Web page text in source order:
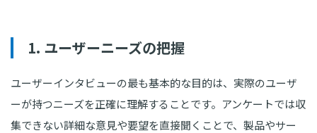
1. ユーザーニーズの把握
ユーザーインタビューの最も基本的な目的は、実際のユーザ
ーが持つニーズを正確に理解することです。アンケートでは収
集できない詳細な意見や要望を直接聞くことで、製品やサー